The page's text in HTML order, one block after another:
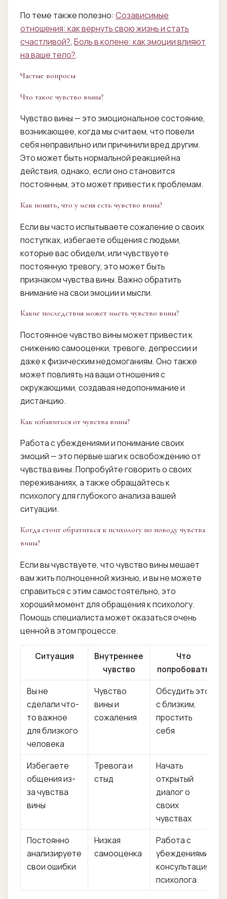
По теме также полезно: Созависимые
отношения: как вернуть свою жизнь и стать
счастливой?, Боль в колене: как эмоции влияют
на ваше тело?.
Частые вопросы
Что такое чувство вины?
Чувство вины — это эмоциональное состояние,
возникающее, когда мы считаем, что повели
себя неправильно или причинили вред другим.
Это может быть нормальной реакцией на
действия, однако, если оно становится
постоянным, это может привести к проблемам.
Как понять, что у меня есть чувство вины?
Если вы часто испытываете сожаление о своих
поступках, избегаете общения с людьми,
которые вас обидели, или чувствуете
постоянную тревогу, это может быть
признаком чувства вины. Важно обратить
внимание на свои эмоции и мысли.
Какие последствия может иметь чувство вины?
Постоянное чувство вины может привести к
снижению самооценки, тревоге, депрессии и
даже к физическим недомоганиям. Оно также
может повлиять на ваши отношения с
окружающими, создавая недопонимание и
дистанцию.
Как избавиться от чувства вины?
Работа с убеждениями и понимание своих
эмоций — это первые шаги к освобождению от
чувства вины. Попробуйте говорить о своих
переживаниях, а также обращайтесь к
психологу для глубокого анализа вашей
ситуации.
Когда стоит обратиться к психологу по поводу чувства
вины?
Если вы чувствуете, что чувство вины мешает
вам жить полноценной жизнью, и вы не можете
справиться с этим самостоятельно, это
хороший момент для обращения к психологу.
Помощь специалиста может оказаться очень
ценной в этом процессе.
Ситуация
Внутреннее
чувство
Что
попробовать
Вы не
сделали что-
то важное
для близкого
человека
Чувство
вины и
сожаления
Обсудить это
с близким,
простить
себя
Избегаете
общения из-
за чувства
вины
Тревога и
стыд
Начать
открытый
диалог о
своих
чувствах
Постоянно
анализируете
свои ошибки
Низкая
самооценка
Работа с
убеждениями,
консультация
психолога